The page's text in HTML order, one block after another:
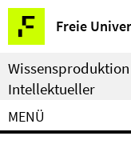
Springe
direkt
zu
Inhalt
Freie
Service-
Navigation
Intellektueller
MENÜ